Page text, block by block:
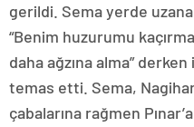
gerildi. Sema yerde
“Benim huzurumu
daha ağzına alma”
temas etti. Sema,
çabalarına rağmen